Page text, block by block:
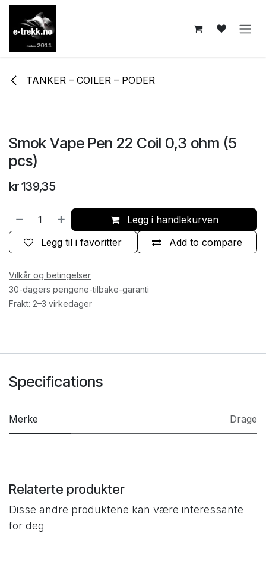
Skip to Content
TANKER – COILER – PODER
Smok Vape Pen 22 Coil 0,3 ohm (5
pcs)
kr139,35
Legg i handlekurven
Add to compare
Legg til i favoritter
Vilkår og betingelser
30-dagers pengene-tilbake-garanti
Frakt: 2–3 virkedager
Specifications
Merke Drage
Relaterte produkter
Disse andre produktene kan være interessante
for deg